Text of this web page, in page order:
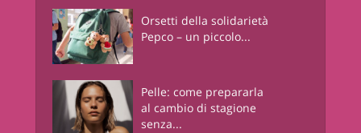
Orsetti della solidarietà
Pepco – un piccolo...
Pelle: come prepararla
al cambio di stagione
senza...